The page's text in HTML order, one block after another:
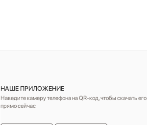
НАШЕ ПРИЛОЖЕНИЕ
Наведите камеру телефона на QR-код, чтобы скачать его
прямо сейчас